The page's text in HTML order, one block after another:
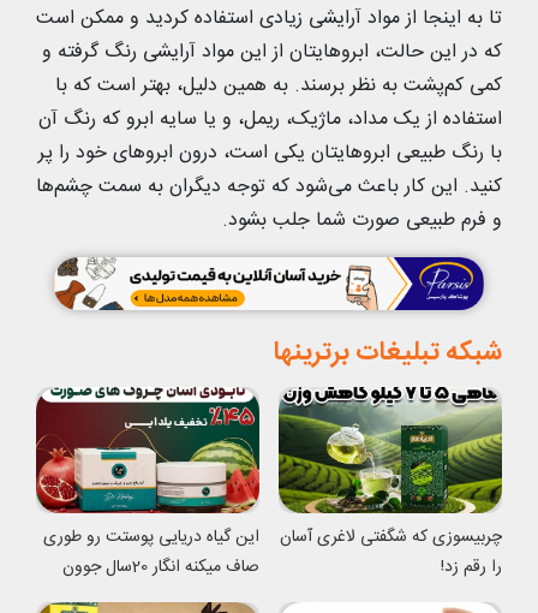
تا به اینجا از مواد آرایشی زیادی استفاده کردید و ممکن است
که در این حالت، ابروهایتان از این مواد آرایشی رنگ گرفته و
کمی کم‌پشت به نظر برسند. به همین دلیل، بهتر است که با
استفاده از یک مداد، ماژیک، ریمل، و یا سایه ابرو که رنگ آن
با رنگ طبیعی ابروهایتان یکی است، درون ابروهای خود را پر
کنید. این کار باعث می‌شود که توجه دیگران به سمت چشم‌ها
و فرم طبیعی صورت شما جلب بشود.
شبکه تبلیغات برترینها
چربیسوزی که شگفتی لاغری آسان
را رقم زد!
این گیاه دریایی پوستت رو طوری
صاف میکنه انگار 20سال جوون
شدی